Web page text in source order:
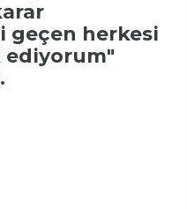
geçen herkesi